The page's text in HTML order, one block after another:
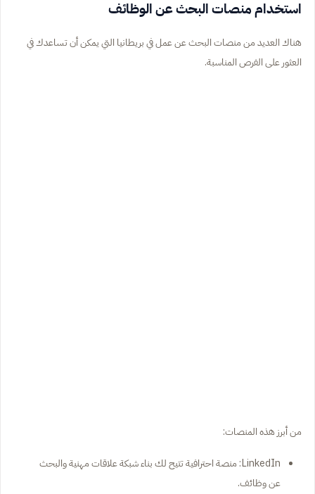
استخدام منصات البحث عن الوظائف
هناك العديد من منصات البحث عن عمل في بريطانيا التي يمكن أن تساعدك في
العثور على الفرص المناسبة.
من أبرز هذه المنصات:
LinkedIn: منصة احترافية تتيح لك بناء شبكة علاقات مهنية والبحث
عن وظائف.